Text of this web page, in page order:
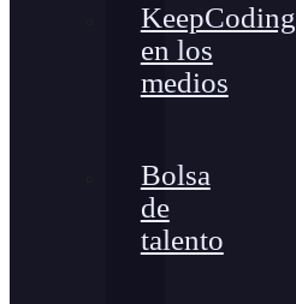
KeepCoding
en los
medios
Bolsa
de
talento